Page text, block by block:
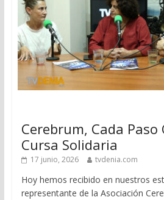
Cerebrum, Cada Paso
Cursa Solidaria
17 junio, 2026 tvdenia.com
Hoy hemos recibido en nuestros
representante de la Asociación